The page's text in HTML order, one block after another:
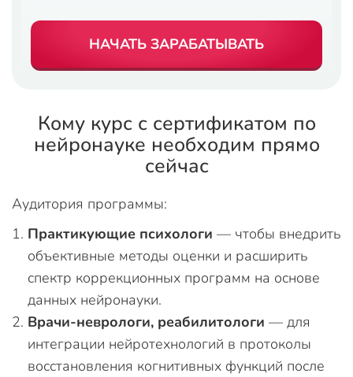
НАЧАТЬ ЗАРАБАТЫВАТЬ
Кому курс с сертификатом по
нейронауке необходим прямо
сейчас
Аудитория программы:
Практикующие психологи — чтобы внедрить
объективные методы оценки и расширить
спектр коррекционных программ на основе
данных нейронауки.
Врачи-неврологи, реабилитологи — для
интеграции нейротехнологий в протоколы
восстановления когнитивных функций после